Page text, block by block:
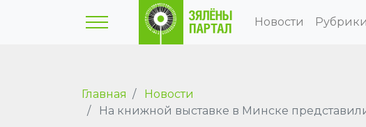
Новости Рубрики
Главная
Новости
На книжной выставке в Минске